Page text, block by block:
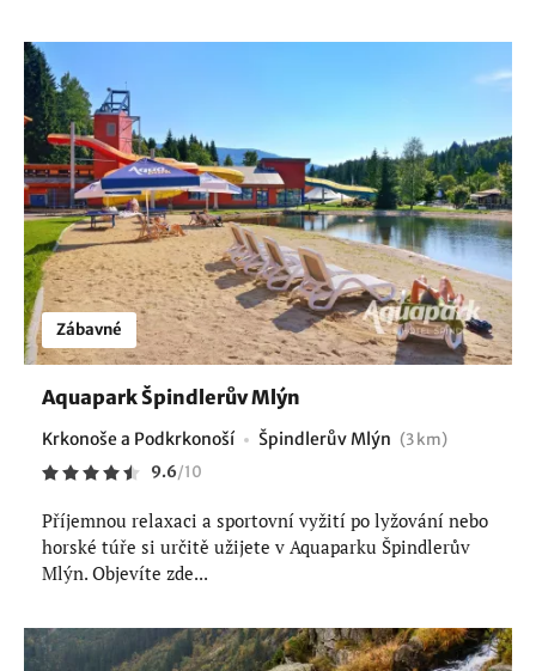
Zábavné
Aquapark Špindlerův Mlýn
Krkonoše a Podkrkonoší Špindlerův Mlýn (3 km)
9.6/10
Příjemnou relaxaci a sportovní vyžití po lyžování nebo
horské túře si určitě užijete v Aquaparku Špindlerův
Mlýn. Objevíte zde...